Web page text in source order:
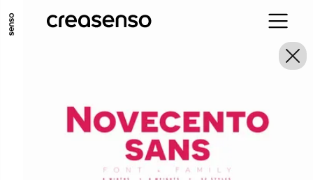
ALLER AU CONTENU PRINCIPAL